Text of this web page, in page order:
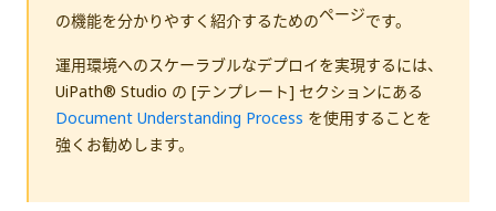
の機能を分かりやすく紹介するためのページです。
運用環境へのスケーラブルなデプロイを実現するには、
UiPath® Studio の [テンプレート] セクションにある
Document Understanding Process を使用することを
強くお勧めします。